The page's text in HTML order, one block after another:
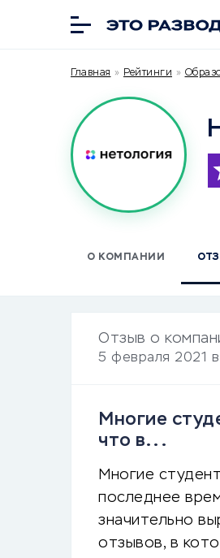
Главная » Рейтинги »
О КОМПАНИИ
Отзыв о
5 февраля 2021 в
Многие
что в...
Многие
последнее
значительно
отзывов, в